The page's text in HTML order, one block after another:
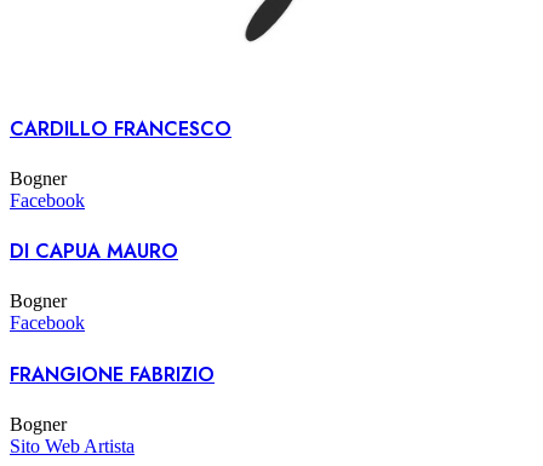
CARDILLO FRANCESCO
Bogner
Facebook
DI CAPUA MAURO
Bogner
Facebook
FRANGIONE FABRIZIO
Bogner
Sito Web Artista